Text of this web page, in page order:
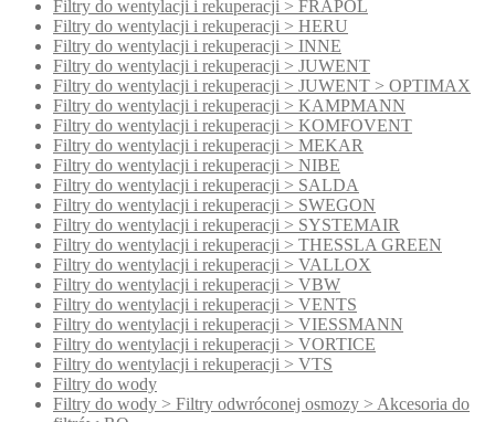
Filtry do wentylacji i rekuperacji > FRAPOL
Filtry do wentylacji i rekuperacji > HERU
Filtry do wentylacji i rekuperacji > INNE
Filtry do wentylacji i rekuperacji > JUWENT
Filtry do wentylacji i rekuperacji > JUWENT > OPTIMAX
Filtry do wentylacji i rekuperacji > KAMPMANN
Filtry do wentylacji i rekuperacji > KOMFOVENT
Filtry do wentylacji i rekuperacji > MEKAR
Filtry do wentylacji i rekuperacji > NIBE
Filtry do wentylacji i rekuperacji > SALDA
Filtry do wentylacji i rekuperacji > SWEGON
Filtry do wentylacji i rekuperacji > SYSTEMAIR
Filtry do wentylacji i rekuperacji > THESSLA GREEN
Filtry do wentylacji i rekuperacji > VALLOX
Filtry do wentylacji i rekuperacji > VBW
Filtry do wentylacji i rekuperacji > VENTS
Filtry do wentylacji i rekuperacji > VIESSMANN
Filtry do wentylacji i rekuperacji > VORTICE
Filtry do wentylacji i rekuperacji > VTS
Filtry do wody
Filtry do wody > Filtry odwróconej osmozy > Akcesoria do